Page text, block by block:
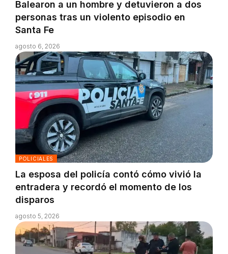
Balearon a un hombre y detuvieron a dos
personas tras un violento episodio en
Santa Fe
agosto 6, 2026
POLICIALES
La esposa del policía contó cómo vivió la
entradera y recordó el momento de los
disparos
agosto 5, 2026